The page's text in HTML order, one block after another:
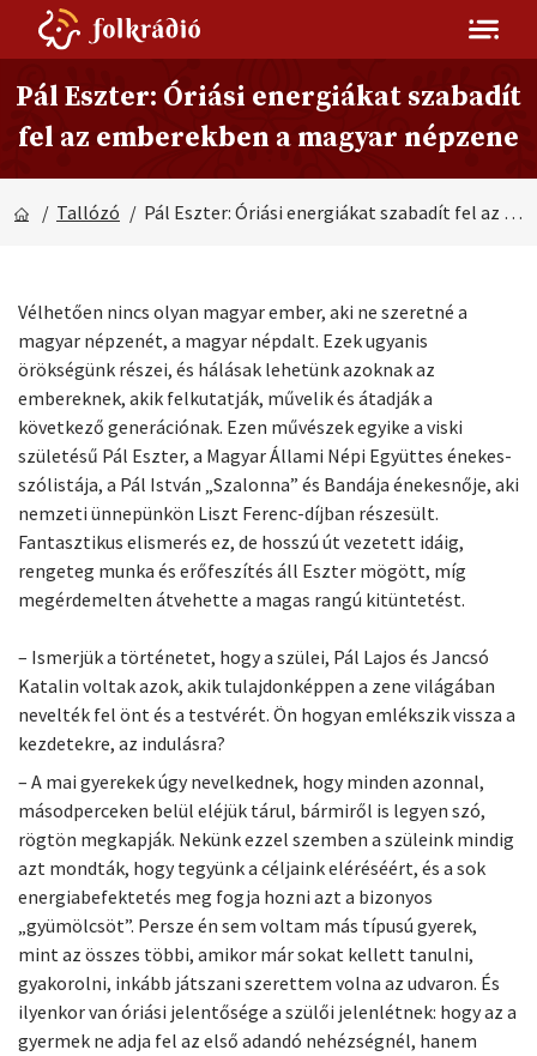
Pál Eszter: Óriási energiákat szabadít
fel az emberekben a magyar népzene
/ Tallózó / Pál Eszter: Óriási energiákat szabadít fel az emberekben a magyar népzene
Vélhetően nincs olyan magyar ember, aki ne szeretné a
magyar népzenét, a magyar népdalt. Ezek ugyanis
örökségünk részei, és hálásak lehetünk azoknak az
embereknek, akik felkutatják, művelik és átadják a
következő generációnak. Ezen művészek egyike a viski
születésű Pál Eszter, a Magyar Állami Népi Együttes énekes-
szólistája, a Pál István „Szalonna” és Bandája énekesnője, aki
nemzeti ünnepünkön Liszt Ferenc-díjban részesült.
Fantasztikus elismerés ez, de hosszú út vezetett idáig,
rengeteg munka és erőfeszítés áll Eszter mögött, míg
megérdemelten átvehette a magas rangú kitüntetést.
– Ismerjük a történetet, hogy a szülei, Pál Lajos és Jancsó
Katalin voltak azok, akik tulajdonképpen a zene világában
nevelték fel önt és a testvérét. Ön hogyan emlékszik vissza a
kezdetekre, az indulásra?
– A mai gyerekek úgy nevelkednek, hogy minden azonnal,
másodperceken belül eléjük tárul, bármiről is legyen szó,
rögtön megkapják. Nekünk ezzel szemben a szüleink mindig
azt mondták, hogy tegyünk a céljaink eléréséért, és a sok
energiabefektetés meg fogja hozni azt a bizonyos
„gyümölcsöt”. Persze én sem voltam más típusú gyerek,
mint az összes többi, amikor már sokat kellett tanulni,
gyakorolni, inkább játszani szerettem volna az udvaron. És
ilyenkor van óriási jelentősége a szülői jelenlétnek: hogy az a
gyermek ne adja fel az első adandó nehézségnél, hanem